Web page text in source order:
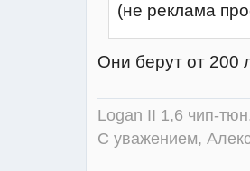
(не реклама
Они берут от 200
Logan II 1,6 чип-
С уважением,